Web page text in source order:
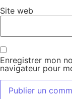
Site web
Enregistrer mon
navigateur pour